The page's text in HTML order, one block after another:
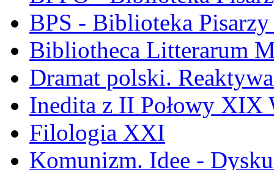
BPS - Biblioteka
Bibliotheca Litterarum
Dramat polski.
Inedita z II Połowy XIX
Filologia XXI
Komunizm. Idee -